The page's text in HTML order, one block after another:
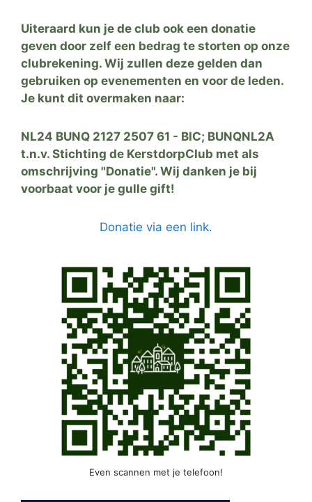
Uiteraard kun je de club ook een donatie
geven door zelf een bedrag te storten op onze
clubrekening. Wij zullen deze gelden dan
gebruiken op evenementen en voor de leden.
Je kunt dit overmaken naar:
NL24 BUNQ 2127 2507 61 - BIC; BUNQNL2A
t.n.v. Stichting de KerstdorpClub met als
omschrijving "Donatie". Wij danken je bij
voorbaat voor je gulle gift!
Donatie via een link.
Even scannen met je telefoon!